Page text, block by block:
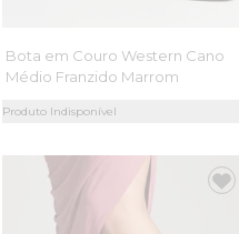
Bota em Couro Western Cano
Médio Franzido Marrom
Produto Indisponível